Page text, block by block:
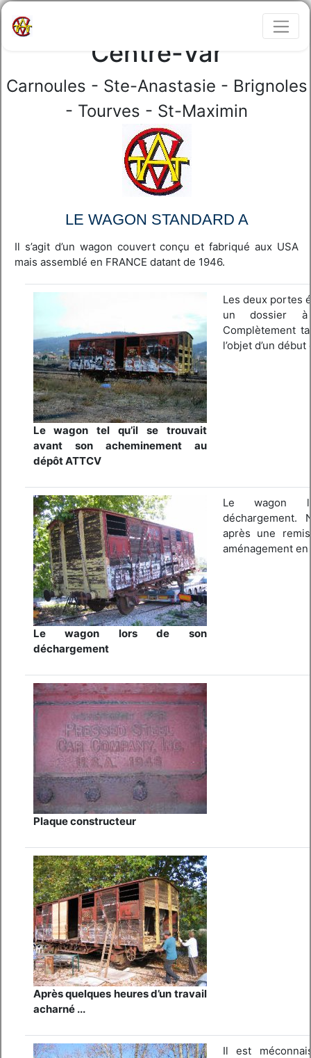
Train touristique du
Centre-Var
Carnoules - Ste-Anastasie - Brignoles
- Tourves - St-Maximin
LE WAGON STANDARD A
Il s’agit d’un wagon couvert conçu et fabriqué aux USA
mais assemblé en FRANCE datant de 1946.
Le wagon tel qu’il se trouvait
avant son acheminement au
dépôt ATTCV
Les deux portes
un dossier
Complètement
l’objet d’un début
Le wagon lors de son
déchargement
Le wagon
déchargement.
après une
aménagement
Plaque constructeur
Après quelques heures d’un travail
acharné ...
Il est